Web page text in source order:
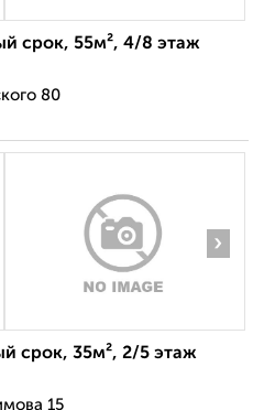
срок, 55м², 4/8 этаж
80
›
срок, 35м², 2/5 этаж
15